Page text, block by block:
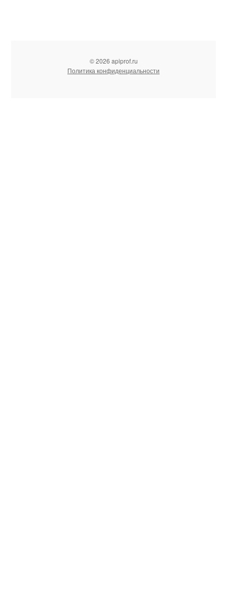
© 2026 apiprof.ru
Политика конфиденциальности